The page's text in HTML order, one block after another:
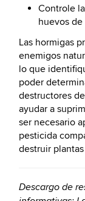
Controle
huevos de
Las hormigas
enemigos
lo que
poder
destructores
ayudar a
ser necesario
pesticida
destruir
Descargo de